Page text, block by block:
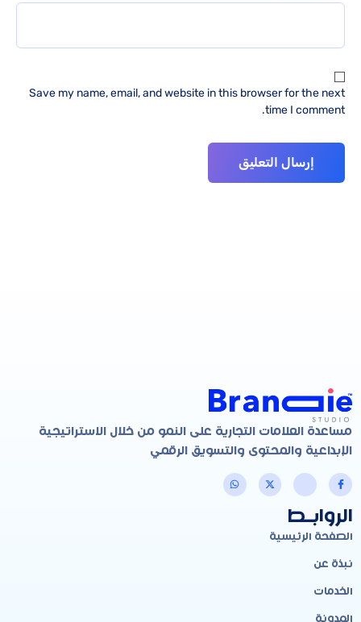
Save my name, email, and website in this browser for the next
time I comment.
مساعدة العلامات التجارية على النمو من خلال الاستراتيجية
الإبداعية والمحتوى والتسويق الرقمي
الروابـط
الصفحة الرئيسية
نبذة عن
الخدمات
المدونة